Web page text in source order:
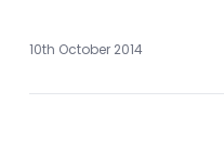
10th October 2014